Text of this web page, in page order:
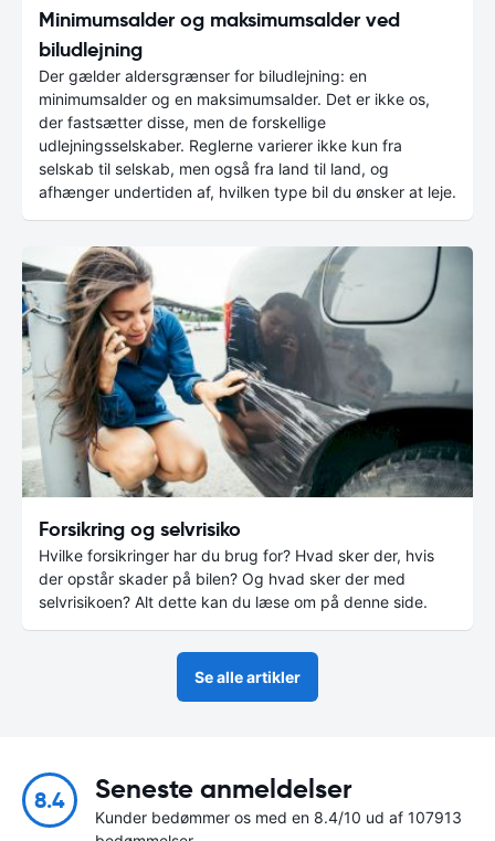
Minimumsalder og maksimumsalder ved
biludlejning
Der gælder aldersgrænser for biludlejning: en
minimumsalder og en maksimumsalder. Det er ikke os,
der fastsætter disse, men de forskellige
udlejningsselskaber. Reglerne varierer ikke kun fra
selskab til selskab, men også fra land til land, og
afhænger undertiden af, hvilken type bil du ønsker at leje.
Forsikring og selvrisiko
Hvilke forsikringer har du brug for? Hvad sker der, hvis
der opstår skader på bilen? Og hvad sker der med
selvrisikoen? Alt dette kan du læse om på denne side.
Se alle artikler
8.4 Seneste anmeldelser
Kunder bedømmer os med en 8.4/10 ud af 107913